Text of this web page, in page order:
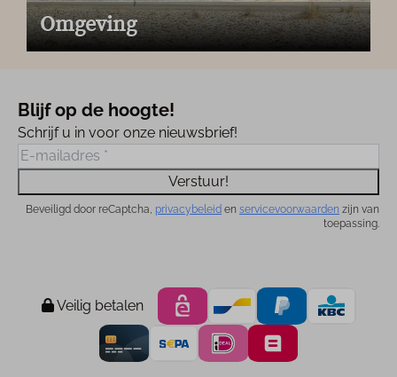
Omgeving
Blijf op de hoogte!
Schrijf u in voor onze nieuwsbrief!
Verstuur!
Beveiligd door reCaptcha, privacybeleid en servicevoorwaarden zijn van
toepassing.
Veilig betalen